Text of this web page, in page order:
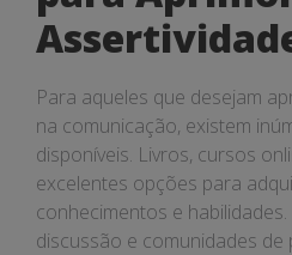
Para aqueles que desejam
na comunicação, existem
disponíveis. Livros, cursos
excelentes opções para
conhecimentos e
discussão e comunidades